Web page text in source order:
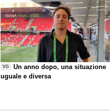
VG
Un anno dopo, una situazione
uguale e diversa